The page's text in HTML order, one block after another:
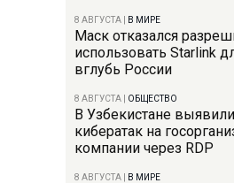
8 АВГУСТА В МИРЕ
Маск отказался
использовать Starlink
вглубь России
8 АВГУСТА ОБЩЕСТВО
В Узбекистане
кибератак на
компании через RDP
8 АВГУСТА В МИРЕ